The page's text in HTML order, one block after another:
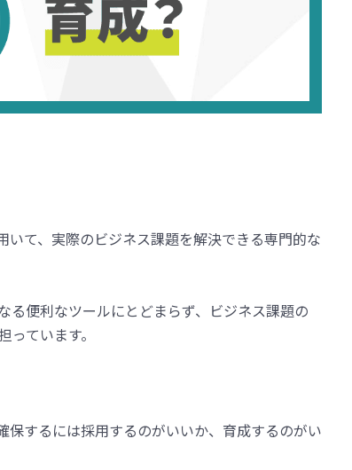
て、実際のビジネス課題を解決できる専門的な
る便利なツールにとどまらず、ビジネス課題の
ています。
保するには採用するのがいいか、育成するのがい